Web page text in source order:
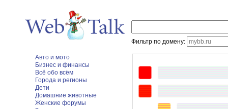
Фильтр по домену:
Авто и мото
Бизнес и финансы
Всё обо всём
Города и регионы
Дети
Домашние животные
Женские форумы